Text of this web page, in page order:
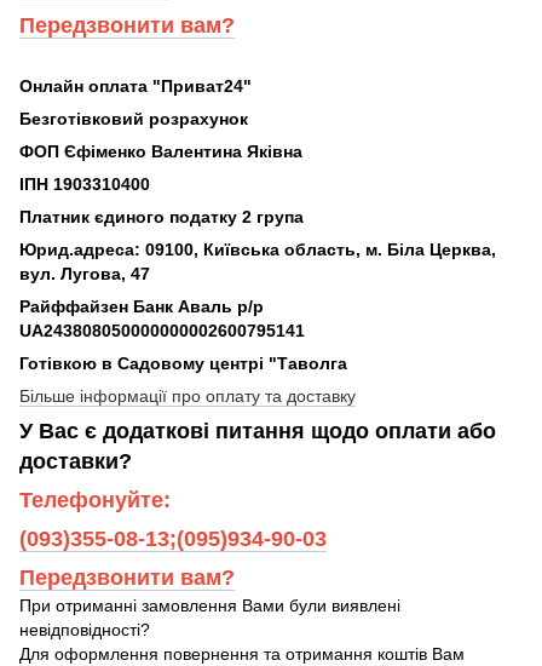
Передзвонити вам?
Онлайн оплата "Приват24"
Безготівковий розрахунок
ФОП Єфіменко Валентина Яківна
ІПН 1903310400
Платник єдиного податку 2 група
Юрид.адреса: 09100, Київська область, м. Біла Церква,
вул. Лугова, 47
Райффайзен Банк Аваль р/р
UA243808050000000002600795141
Готівкою в Садовому центрі "Таволга
Більше інформації про оплату та доставку
У Вас є додаткові питання щодо оплати або
доставки?
Телефонуйте:
(093)355-08-13;(095)934-90-03
Передзвонити вам?
При отриманні замовлення Вами були виявлені
невідповідності?
Для оформлення повернення та отримання коштів Вам